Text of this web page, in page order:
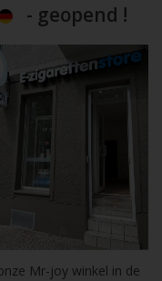
- geopend !
Mr-joy winkel in de